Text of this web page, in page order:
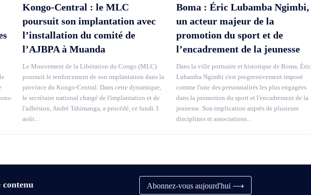
Kongo-Central : le MLC
poursuit son implantation avec
l’installation du comité de
l’AJBPA à Muanda
Le Mouvement de la Libération du Congo (MLC)
poursuit le renforcement de son implantation dans la
province du Kongo-Central. Dans cette dynamique,
le secrétaire national chargé de l'implantation et de
l'adhésion, André Tshimanga, a procédé, ce lundi 3
août...
Boma : Éric Lubamba Ngimbi,
un acteur majeur de la
promotion du sport et de
l’encadrement de la jeunesse
Dans la ville portuaire et historique de Boma, Éric
Lubamba Ngimbi s'est progressivement imposé
comme l'une des personnalités les plus engagées
dans la promotion du sport et l'encadrement de la
jeunesse. Son implication auprès de plusieurs
disciplines et associations...
contenu Abonnez-vous aujourd'hui ⟶